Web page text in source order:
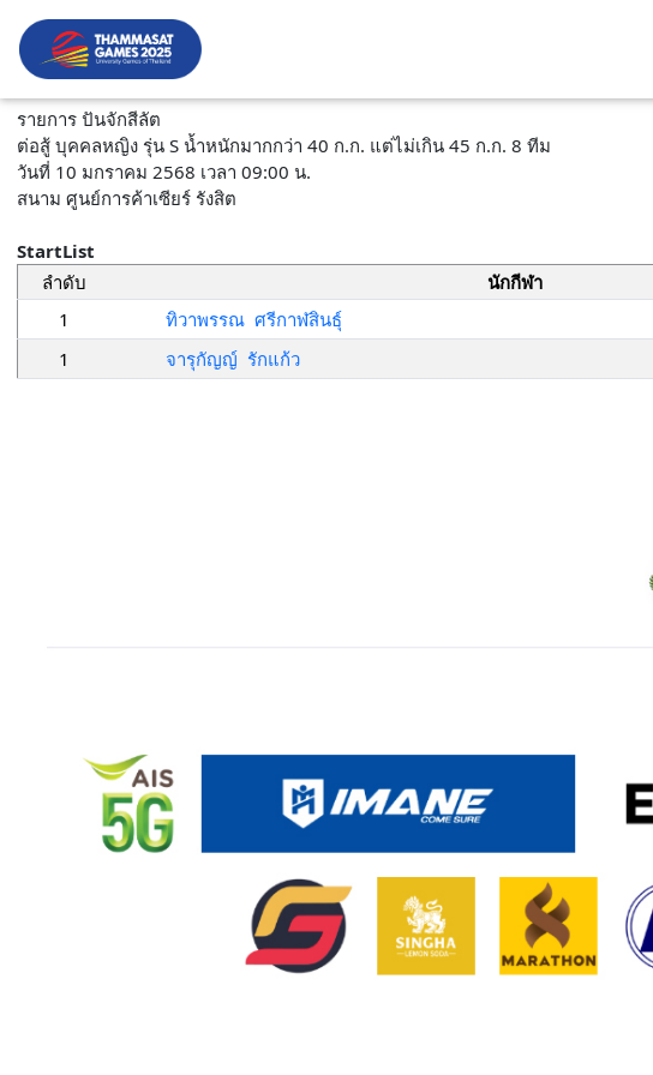
รายการ ปันจักสีลัต
ต่อสู้ บุคคลหญิง รุ่น S น้ำหนักมากกว่า 40 ก.ก. แต่ไม่เกิน 45 ก.ก. 8 ทีม
วันที่ 10 มกราคม 2568 เวลา 09:00 น.
สนาม ศูนย์การค้าเซียร์ รังสิต
StartList
ลำดับ
นักกีฬา
1
ทิวาพรรณ ศรีกาฬสินธุ์
1
จารุกัญญ์ รักแก้ว